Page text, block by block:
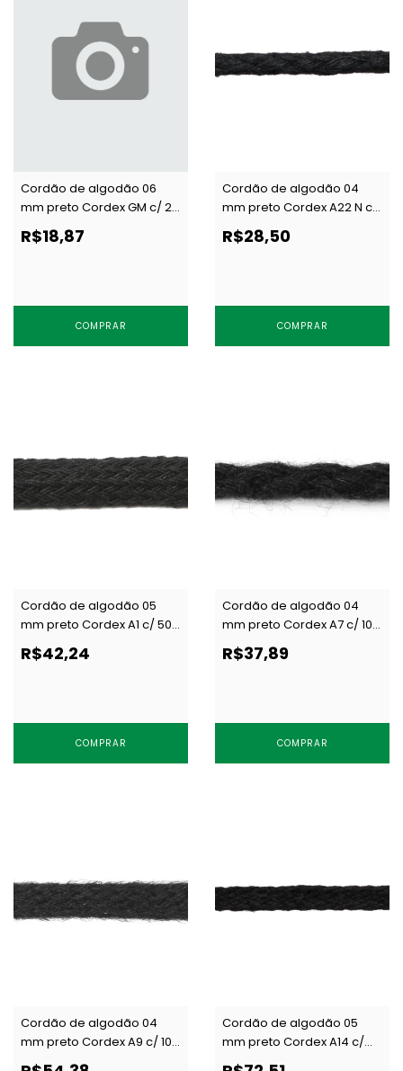
Cordão de algodão 06
mm preto Cordex GM c/ 20
R$18,87
COMPRAR
Cordão de algodão 04
mm preto Cordex A22 N c/
50 m
R$28,50
COMPRAR
Cordão de algodão 05
mm preto Cordex A1 c/ 50
R$42,24
COMPRAR
Cordão de algodão 04
mm preto Cordex A7 c/ 100
R$37,89
COMPRAR
Cordão de algodão 04
mm preto Cordex A9 c/ 100
Cordão de algodão 05
mm preto Cordex A14 c/
100 m